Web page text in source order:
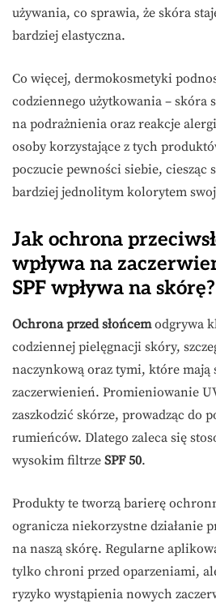
używania, co sprawia, że skóra
bardziej elastyczna.
Co więcej, dermokosmetyki
codziennego użytkowania – skóra
na podrażnienia oraz reakcje
osoby korzystające z tych
poczucie pewności siebie, ciesząc
bardziej jednolitym kolorytem
Jak ochrona
wpływa na
SPF wpływa na skórę?
Ochrona przed słońcemodgrywa
codziennej pielęgnacji skóry,
naczynkową oraz tymi, które mają
zaczerwienień. Promieniowanie
zaszkodzić skórze, prowadząc do
rumieńców. Dlatego zaleca się
wysokim filtrze SPF 50.
Produkty te tworzą barierę
ogranicza niekorzystne działanie
na naszą skórę. Regularne
tylko chroni przed oparzeniami,
ryzyko wystąpienia nowych